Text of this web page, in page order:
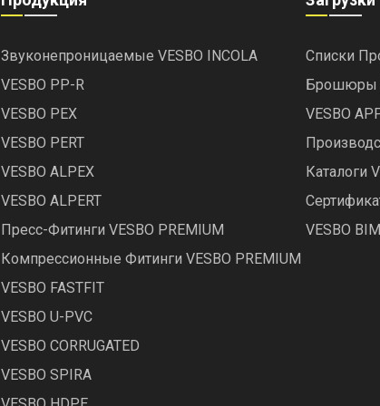
Звуконепроницаемые VESBO INCOLA
VESBO PP-R
VESBO PEX
VESBO PERT
VESBO ALPEX
VESBO ALPERT
Пресс-Фитинги VESBO PREMIUM
Компрессионные Фитинги VESBO PREMIUM
VESBO FASTFIT
VESBO U-PVC
VESBO CORRUGATED
VESBO SPIRA
Списки
Брошюры
VESBO
Каталоги
VESBO BIM